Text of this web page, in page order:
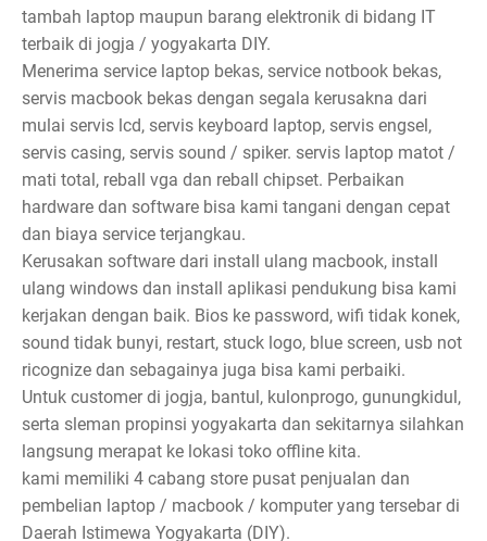
tambah laptop maupun barang elektronik di bidang IT
terbaik di jogja / yogyakarta DIY.
Menerima service laptop bekas, service notbook bekas,
servis macbook bekas dengan segala kerusakna dari
mulai servis lcd, servis keyboard laptop, servis engsel,
servis casing, servis sound / spiker. servis laptop matot /
mati total, reball vga dan reball chipset. Perbaikan
hardware dan software bisa kami tangani dengan cepat
dan biaya service terjangkau.
Kerusakan software dari install ulang macbook, install
ulang windows dan install aplikasi pendukung bisa kami
kerjakan dengan baik. Bios ke password, wifi tidak konek,
sound tidak bunyi, restart, stuck logo, blue screen, usb not
ricognize dan sebagainya juga bisa kami perbaiki.
Untuk customer di jogja, bantul, kulonprogo, gunungkidul,
serta sleman propinsi yogyakarta dan sekitarnya silahkan
langsung merapat ke lokasi toko offline kita.
kami memiliki 4 cabang store pusat penjualan dan
pembelian laptop / macbook / komputer yang tersebar di
Daerah Istimewa Yogyakarta (DIY).